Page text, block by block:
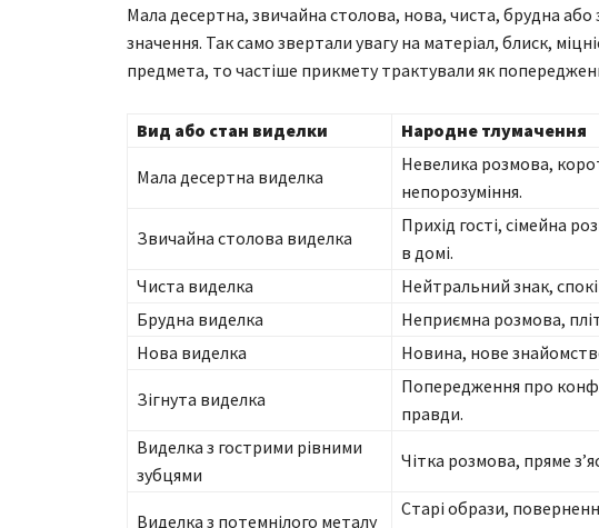
Мала десертна, звичайна столова, нова, чиста, брудна або
значення. Так само звертали увагу на матеріал, блиск,
предмета, то частіше прикмету трактували як
Вид або стан виделки Народне тлумачення
Мала десертна виделка
Невелика розмова,
непорозуміння.
Звичайна столова виделка
Прихід гості, сімейна
в домі.
Чиста виделка
Нейтральний знак,
Брудна виделка
Неприємна розмова,
Нова виделка
Новина, нове
Зігнута виделка
Попередження про
правди.
Виделка з гострими рівними
зубцями
Чітка розмова, пряме
Виделка з потемнілого металу
Старі образи,